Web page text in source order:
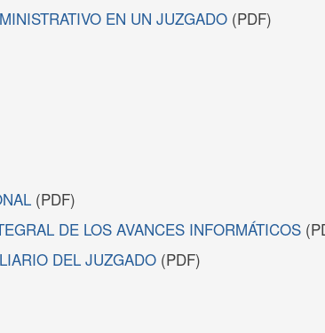
EN UN JUZGADO (PDF)
(PDF)
DE LOS AVANCES INFORMÁTICOS
DEL JUZGADO (PDF)